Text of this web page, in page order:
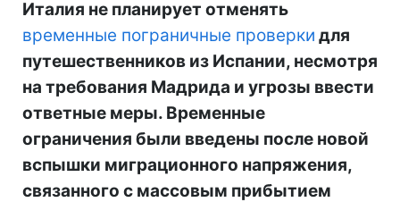
Италия не планирует отменять
временные пограничные проверки для
путешественников из Испании, несмотря
на требования Мадрида и угрозы ввести
ответные меры. Временные
ограничения были введены после новой
вспышки миграционного напряжения,
связанного с массовым прибытием